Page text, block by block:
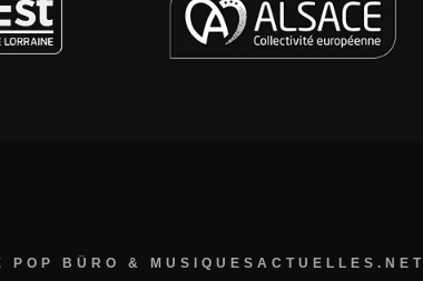
BÜRO & MUSIQUESACTUELLES.NET